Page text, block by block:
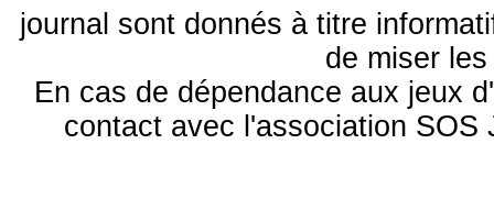
journal sont donnés à titre
de miser
En cas de dépendance aux jeux
contact avec l'association